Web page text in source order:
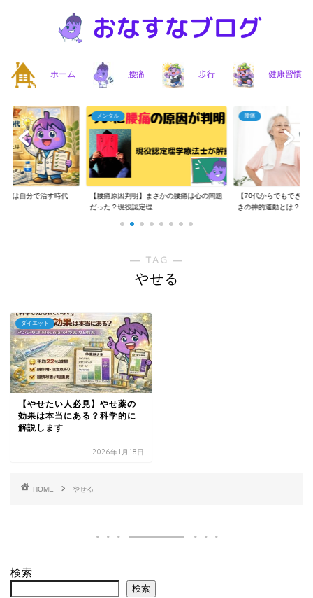
ホーム 腰痛 歩行 健康習慣
痛は自分で治す時代
メンタル
【腰痛原因判明】まさかの腰痛は心の問題
だった？現役認定理...
腰痛
【70代からでもできる
きの神的運動とは？...
― TAG ―
やせる
ダイエット
【やせたい人必見】やせ薬の
効果は本当にある？科学的に
解説します
2026年1月18日
HOME やせる
検索
検索